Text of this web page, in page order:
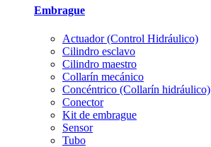
Embrague
Actuador (Control Hidráulico)
Cilindro esclavo
Cilindro maestro
Collarín mecánico
Concéntrico (Collarín hidráulico)
Conector
Kit de embrague
Sensor
Tubo